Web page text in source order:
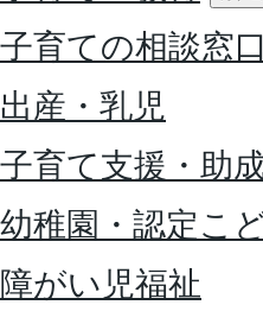
子育ての相談窓口
出産・乳児
子育て支援・助
幼稚園・認定こ
障がい児福祉